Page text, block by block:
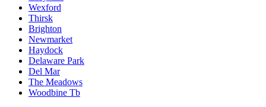
Wexford
Thirsk
Brighton
Newmarket
Haydock
Delaware Park
Del Mar
The Meadows
Woodbine Tb